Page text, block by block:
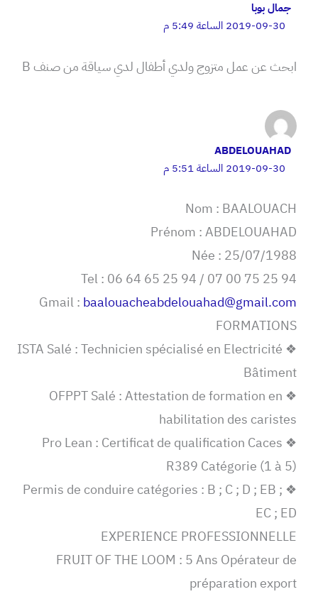
جمال بوبا
2019-09-30 الساعة 5:49 م
ابحث عن عمل متزوج ولدي أطفال لدي سياقة من صنف B
ABDELOUAHAD
2019-09-30 الساعة 5:51 م
Nom : BAALOUACH
Prénom : ABDELOUAHAD
Née : 25/07/1988
Tel : 06 64 65 25 94 / 07 00 75 25 94
Gmail : baalouacheabdelouahad@gmail.com
FORMATIONS
❖ ISTA Salé : Technicien spécialisé en Electricité
Bâtiment
❖ OFPPT Salé : Attestation de formation en
habilitation des caristes
❖ Pro Lean : Certificat de qualification Caces
R389 Catégorie (1 à 5)
❖ Permis de conduire catégories : B ; C ; D ; EB ;
EC ; ED
EXPERIENCE PROFESSIONNELLE
FRUIT OF THE LOOM : 5 Ans Opérateur de
préparation export